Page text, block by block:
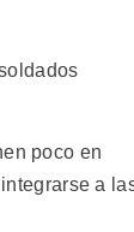
poco en
a